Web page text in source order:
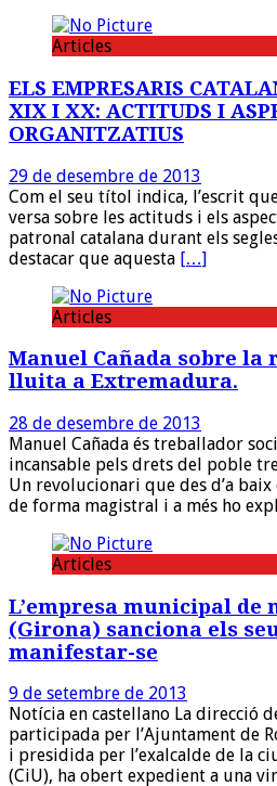
Articles
ELS EMPRESARIS
XIX I XX: ACTITUDS I
ORGANITZATIUS
29 de desembre de 2013
Com el seu títol indica, l’escrit
versa sobre les actituds i els
patronal catalana durant els
destacar que aquesta […]
Articles
Manuel Cañada sobre la
lluita a Extremadura.
28 de desembre de 2013
Manuel Cañada és treballador
incansable pels drets del poble
Un revolucionari que des d’a
de forma magistral i a més ho
Articles
L’empresa municipal de
(Girona) sanciona els
manifestar-se
9 de setembre de 2013
Notícia en castellano La direcció
participada per l’Ajuntament de
i presidida per l’exalcalde de la
(CiU), ha obert expedient a una